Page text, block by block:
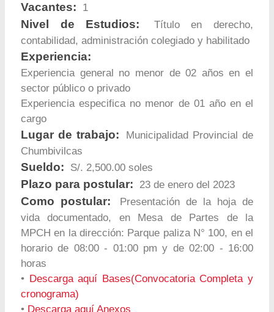
Vacantes: 1
Nivel de Estudios:
Título en derecho,
contabilidad, administración colegiado y habilitado
Experiencia:
Experiencia general no menor de 02 años en el
sector público o privado
Experiencia especifica no menor de 01 año en el
cargo
Lugar de trabajo:
Municipalidad Provincial de
Chumbivilcas
Sueldo: S/. 2,500.00 soles
Plazo para postular: 23 de enero del 2023
Como postular:
Presentación de la hoja de
vida documentado, en Mesa de Partes de la
MPCH en la dirección: Parque paliza N° 100, en el
horario de 08:00 - 01:00 pm y de 02:00 - 16:00
horas
•
Descarga aquí Bases(Convocatoria Completa y
cronograma)
• Descarga aquí Anexos